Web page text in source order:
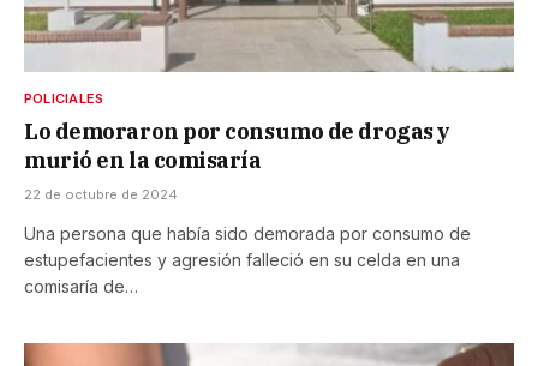
POLICIALES
Lo demoraron por consumo de drogas y
murió en la comisaría
22 de octubre de 2024
Una persona que había sido demorada por consumo de
estupefacientes y agresión falleció en su celda en una
comisaría de…